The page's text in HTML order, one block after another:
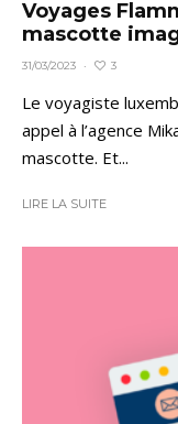
Voyages
mascotte
31/03/2023 · 3
Le voyagiste
appel à l’agence
mascotte. Et...
LIRE LA SUITE